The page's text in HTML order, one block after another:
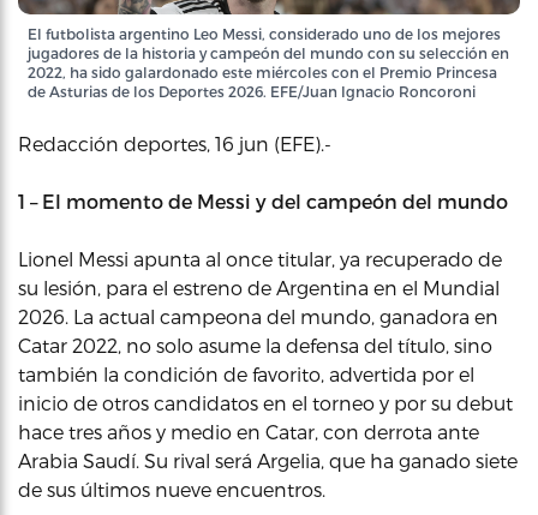
El futbolista argentino Leo Messi, considerado uno de los mejores
jugadores de la historia y campeón del mundo con su selección en
2022, ha sido galardonado este miércoles con el Premio Princesa
de Asturias de los Deportes 2026. EFE/Juan Ignacio Roncoroni
Redacción deportes, 16 jun (EFE).-
1 – El momento de Messi y del campeón del mundo
Lionel Messi apunta al once titular, ya recuperado de
su lesión, para el estreno de Argentina en el Mundial
2026. La actual campeona del mundo, ganadora en
Catar 2022, no solo asume la defensa del título, sino
también la condición de favorito, advertida por el
inicio de otros candidatos en el torneo y por su debut
hace tres años y medio en Catar, con derrota ante
Arabia Saudí. Su rival será Argelia, que ha ganado siete
de sus últimos nueve encuentros.